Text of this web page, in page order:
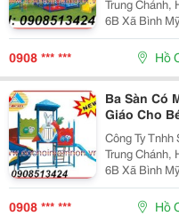
Trung Chánh,
6B Xã Bình
Fax:0839757638 Website:
0908 *** *** Hồ
Ba Sàn Có
Giáo Cho
Công Ty Tnhh Sx Tm
Trung Chánh,
6B Xã Bình
Fax:0839757638 Website:
0908 *** *** Hồ